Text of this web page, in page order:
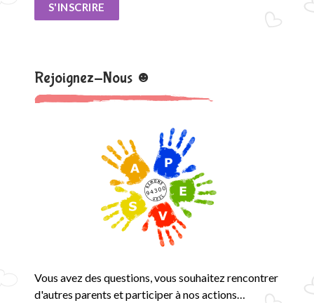
S'INSCRIRE
Rejoignez-Nous ☻
Vous avez des questions, vous souhaitez rencontrer
d'autres parents et participer à nos actions…